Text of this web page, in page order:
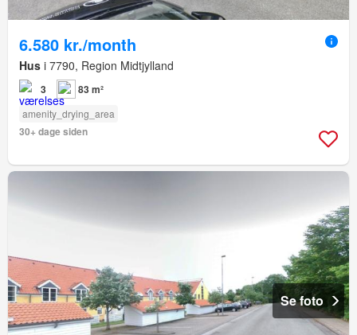
6.580 kr./month
Hus i 7790, Region Midtjylland
3 83 m²
amenity_drying_area
30+ dage siden
Se foto